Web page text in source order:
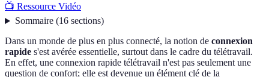
📺 Ressource Vidéo
Sommaire(16 sections)
Dans un monde de plus en plus connecté, la notion de connexion
rapide s'est avérée essentielle, surtout dans le cadre du télétravail.
En effet, une connexion rapide télétravail n'est pas seulement une
question de confort; elle est devenue un élément clé de la